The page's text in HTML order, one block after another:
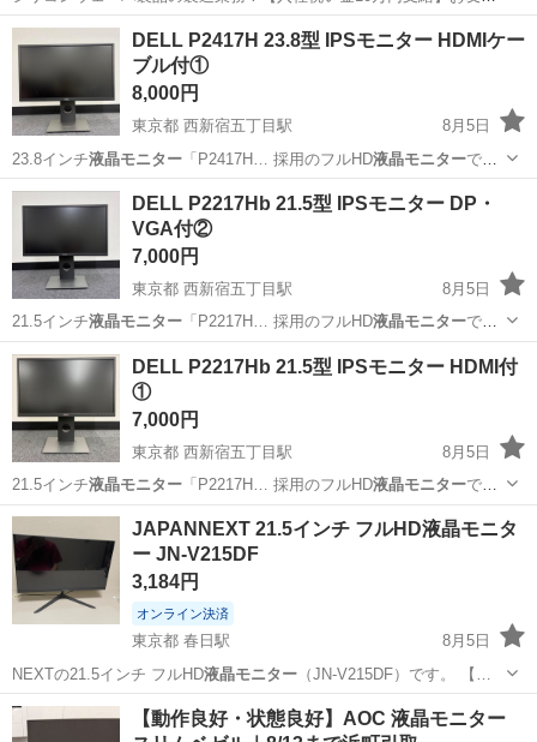
やカップルとの応募OK◎年間休日129日＆休出なしでプライベート充
実♪業務はクリーンルームで快適作業◎自社正社員登用制度あり★1食
300円～の格安食堂あり！《佐...
佐賀 伊万里市 その他
DELL P2417H 23.8型 IPSモニター HDMIケー
ブル付①
8,000円
東京都 西新宿五丁目駅
8月5日
23.8インチ液晶モニター「P2417H… 採用のフルHD液晶モニターで、
高さ調整・…
東京 渋谷区 周辺機器 DELL
DELL P2217Hb 21.5型 IPSモニター DP・
VGA付②
7,000円
東京都 西新宿五丁目駅
8月5日
21.5インチ液晶モニター「P2217H… 採用のフルHD液晶モニターで、
高さ調整・…
東京 渋谷区 周辺機器 DELL
DELL P2217Hb 21.5型 IPSモニター HDMI付
①
7,000円
東京都 西新宿五丁目駅
8月5日
21.5インチ液晶モニター「P2217H… 採用のフルHD液晶モニターで、
高さ調整・…
東京 渋谷区 周辺機器
JAPANNEXT 21.5インチ フルHD液晶モニタ
ー JN-V215DF
3,184円
オンライン決済
東京都 春日駅
8月5日
NEXTの21.5インチ フルHD液晶モニター （JN-V215DF）です。 【…
東京 文京区 春日駅 テレビ
【動作良好・状態良好】AOC 液晶モニター